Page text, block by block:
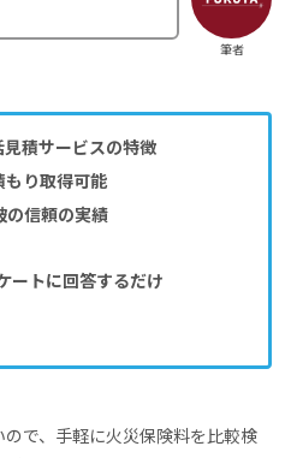
筆者
積サービスの特徴
り取得可能
信頼の実績
ートに回答するだけ
で、手軽に火災保険料を比較検